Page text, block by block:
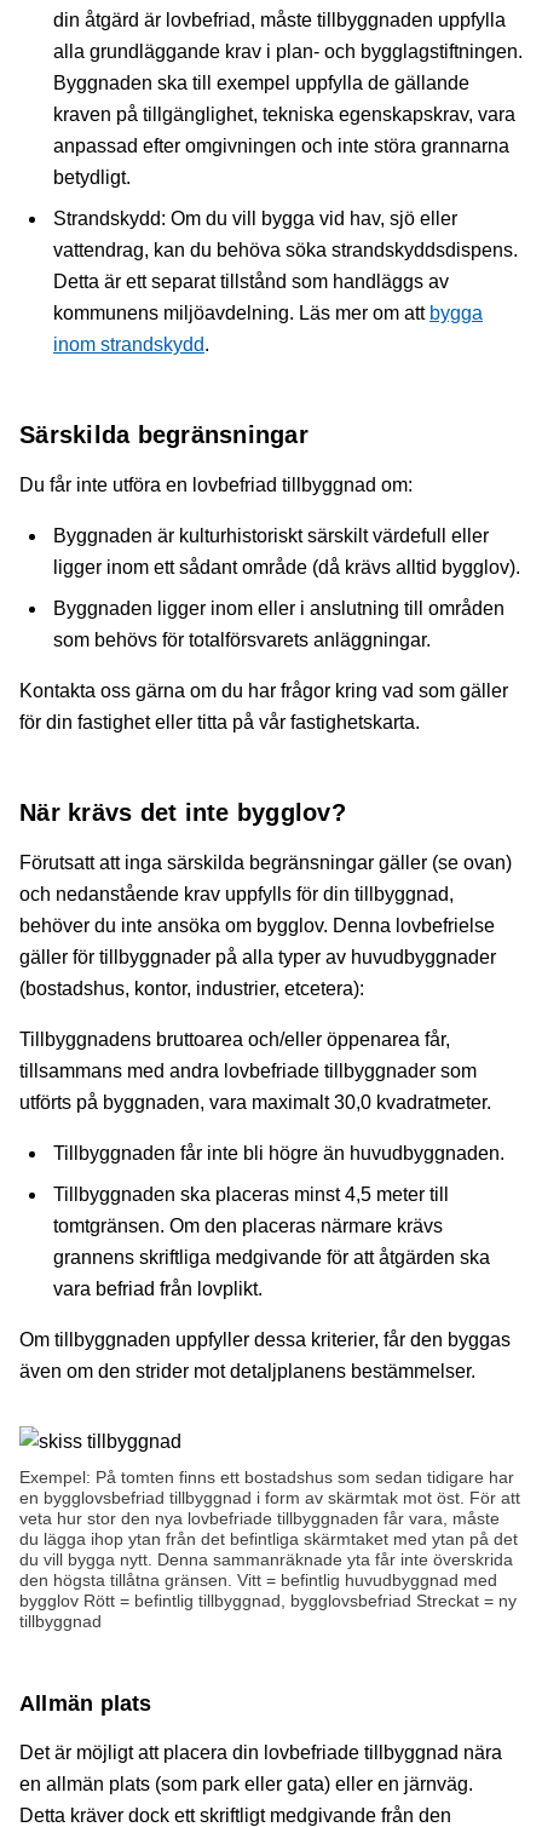
din åtgärd är lovbefriad, måste tillbyggnaden uppfylla
alla grundläggande krav i plan- och bygglagstiftningen.
Byggnaden ska till exempel uppfylla de gällande
kraven på tillgänglighet, tekniska egenskapskrav, vara
anpassad efter omgivningen och inte störa grannarna
betydligt.
Strandskydd: Om du vill bygga vid hav, sjö eller
vattendrag, kan du behöva söka strandskyddsdispens.
Detta är ett separat tillstånd som handläggs av
kommunens miljöavdelning. Läs mer om att bygga
inom strandskydd.
Särskilda begränsningar
Du får inte utföra en lovbefriad tillbyggnad om:
Byggnaden är kulturhistoriskt särskilt värdefull eller
ligger inom ett sådant område (då krävs alltid bygglov).
Byggnaden ligger inom eller i anslutning till områden
som behövs för totalförsvarets anläggningar.
Kontakta oss gärna om du har frågor kring vad som gäller
för din fastighet eller titta på vår fastighetskarta.
När krävs det inte bygglov?
Förutsatt att inga särskilda begränsningar gäller (se ovan)
och nedanstående krav uppfylls för din tillbyggnad,
behöver du inte ansöka om bygglov. Denna lovbefrielse
gäller för tillbyggnader på alla typer av huvudbyggnader
(bostadshus, kontor, industrier, etcetera):
Tillbyggnadens bruttoarea och/eller öppenarea får,
tillsammans med andra lovbefriade tillbyggnader som
utförts på byggnaden, vara maximalt 30,0 kvadratmeter.
Tillbyggnaden får inte bli högre än huvudbyggnaden.
Tillbyggnaden ska placeras minst 4,5 meter till
tomtgränsen. Om den placeras närmare krävs
grannens skriftliga medgivande för att åtgärden ska
vara befriad från lovplikt.
Om tillbyggnaden uppfyller dessa kriterier, får den byggas
även om den strider mot detaljplanens bestämmelser.
Exempel: På tomten finns ett bostadshus som sedan tidigare har
en bygglovsbefriad tillbyggnad i form av skärmtak mot öst. För att
veta hur stor den nya lovbefriade tillbyggnaden får vara, måste
du lägga ihop ytan från det befintliga skärmtaket med ytan på det
du vill bygga nytt. Denna sammanräknade yta får inte överskrida
den högsta tillåtna gränsen. Vitt = befintlig huvudbyggnad med
bygglov Rött = befintlig tillbyggnad, bygglovsbefriad Streckat = ny
tillbyggnad
Allmän plats
Det är möjligt att placera din lovbefriade tillbyggnad nära
en allmän plats (som park eller gata) eller en järnväg.
Detta kräver dock ett skriftligt medgivande från den